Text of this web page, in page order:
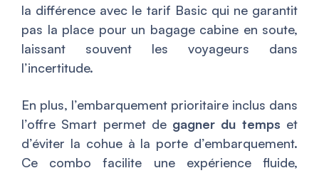
la différence avec le tarif Basic qui ne garantit
pas la place pour un bagage cabine en soute,
laissant souvent les voyageurs dans
l’incertitude.
En plus, l’embarquement prioritaire inclus dans
l’offre Smart permet de gagner du temps et
d’éviter la cohue à la porte d’embarquement.
Ce combo facilite une expérience fluide,